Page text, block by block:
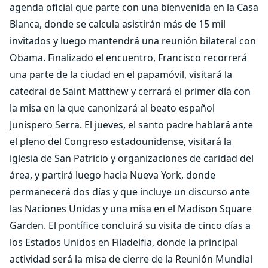
agenda oficial que parte con una bienvenida en la Casa
Blanca, donde se calcula asistirán más de 15 mil
invitados y luego mantendrá una reunión bilateral con
Obama. Finalizado el encuentro, Francisco recorrerá
una parte de la ciudad en el papamóvil, visitará la
catedral de Saint Matthew y cerrará el primer día con
la misa en la que canonizará al beato español
Juníspero Serra. El jueves, el santo padre hablará ante
el pleno del Congreso estadounidense, visitará la
iglesia de San Patricio y organizaciones de caridad del
área, y partirá luego hacia Nueva York, donde
permanecerá dos días y que incluye un discurso ante
las Naciones Unidas y una misa en el Madison Square
Garden. El pontífice concluirá su visita de cinco días a
los Estados Unidos en Filadelfia, donde la principal
actividad será la misa de cierre de la Reunión Mundial